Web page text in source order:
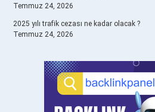
Temmuz 24, 2026
2025 yılı trafik cezası ne kadar olacak ?
Temmuz 24, 2026